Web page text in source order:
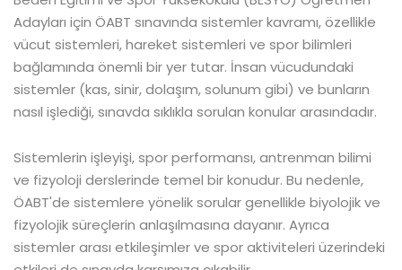
Adayları için ÖABT sınavında sistemler kavramı, özellikle
vücut sistemleri, hareket sistemleri ve spor bilimleri
bağlamında önemli bir yer tutar. İnsan vücudundaki
sistemler (kas, sinir, dolaşım, solunum gibi) ve bunların
nasıl işlediği, sınavda sıklıkla sorulan konular arasındadır.
Sistemlerin işleyişi, spor performansı, antrenman bilimi
ve fizyoloji derslerinde temel bir konudur. Bu nedenle,
ÖABT'de sistemlere yönelik sorular genellikle biyolojik ve
fizyolojik süreçlerin anlaşılmasına dayanır. Ayrıca
sistemler arası etkileşimler ve spor aktiviteleri üzerindeki